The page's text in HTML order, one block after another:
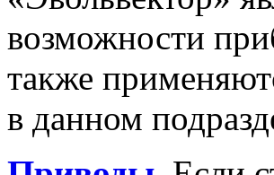
возможности
также
в данном